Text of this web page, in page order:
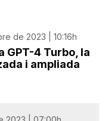
de 2023 | 10:16h
GPT-4 Turbo, la
i ampliada